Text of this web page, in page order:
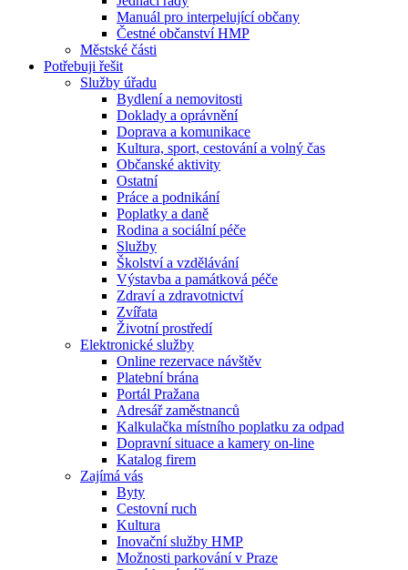
Manuál pro interpelující občany
Čestné občanství HMP
Městské části
Potřebuji řešit
Služby úřadu
Bydlení a nemovitosti
Doklady a oprávnění
Doprava a komunikace
Kultura, sport, cestování a volný čas
Občanské aktivity
Ostatní
Práce a podnikání
Poplatky a daně
Rodina a sociální péče
Služby
Školství a vzdělávání
Výstavba a památková péče
Zdraví a zdravotnictví
Zvířata
Životní prostředí
Elektronické služby
Online rezervace návštěv
Platební brána
Portál Pražana
Adresář zaměstnanců
Kalkulačka místního poplatku za odpad
Dopravní situace a kamery on-line
Katalog firem
Zajímá vás
Byty
Cestovní ruch
Kultura
Inovační služby HMP
Možnosti parkování v Praze